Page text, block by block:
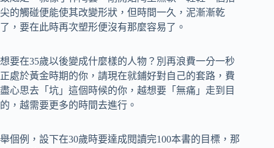
尖的觸碰便能使其改變形狀，但時間一久，泥漸漸乾
了，要在此時再次塑形便沒有那麼容易了。
想要在35歲以後變成什麼樣的人物？別再浪費一分一秒
正處於黃金時期的你，請現在就鋪好對自己的套路，費
盡心思去「坑」這個時候的你，越想要「無痛」走到目
的，越需要更多的時間去進行。
舉個例，設下在30歲時要達成閱讀完100本書的目標，那